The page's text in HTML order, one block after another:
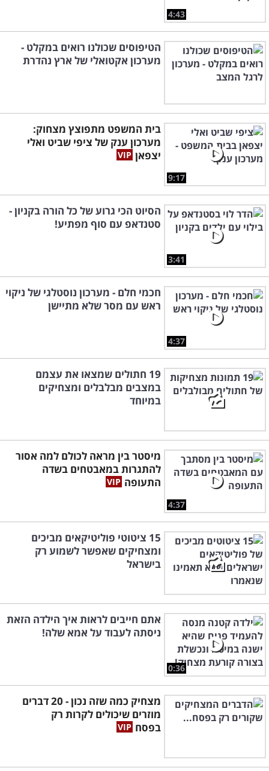
4:43
הטיפוסים שכולנו רואים במקלט -
מערכון אקטואלי של ארץ נהדרת
9:17
בית המשפט מתפוצץ מצחוק:
מערכון ענק של ציפי שביט ואלי
יצפאן
3:41
הסיוט הכי גרוע של כל הורה בקניון -
סטנדאפ עם סוף מפתיע!
4:37
חכמי חלם - מערכון נוסטלגי של ניקוי
ראש עם מסר שלא מתיישן
19 חתולים שמצאו את עצמם
במצבים מבלבלים ומצחיקים
במיוחד
4:37
מיסטר בין מראה לכולם למה אסור
להתגרות במאבטחים בשדה
התעופה
15 ציטוטי פוליטיקאים מביכים
ומצחיקים שאפשר לשמוע רק
בישראל
0:36
אתם חייבים לראות איך הילדה הזאת
ניסתה לעבוד על אמא שלה!
מצחיק כמה שזה נכון - 20 דברים
מוזרים שיכולים לקרות רק
בפסח